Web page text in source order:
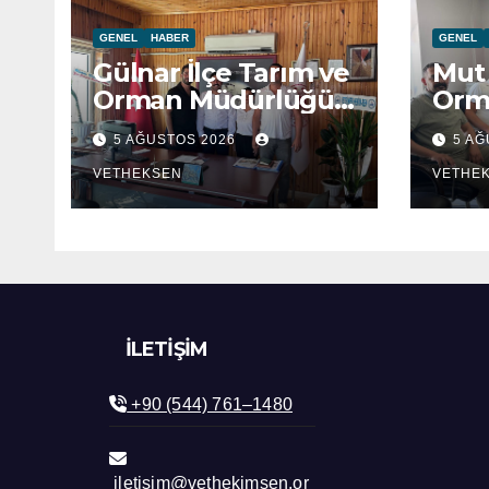
GENEL HABER
Gülnar İlçe Tarım ve
Orman Müdürlüğü
ziyaret edildi.
5 AĞUSTOS 2026
VETHEKSEN
GENEL
Mut
5
İLETIŞIM
+90 (544) 761–1480
iletisim@vethekimsen.or